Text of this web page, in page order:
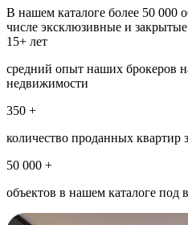
В нашем каталоге более 50 000
числе эксклюзивные и
15+ лет
средний опыт наших брокеров
недвижимости
350 +
количество проданных квартир
50 000 +
объектов в нашем каталоге